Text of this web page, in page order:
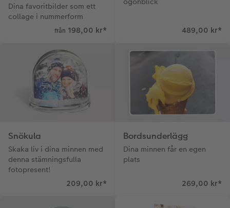
Dina favoritbilder som ett
collage i nummerform
från 198,00 kr* 489,00 kr*
Snökula
Skaka liv i dina minnen med
denna stämningsfulla
fotopresent!
209,00 kr*
Bordsunderlägg
Dina minnen får en egen
plats
269,00 kr*